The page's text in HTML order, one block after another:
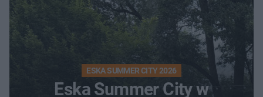
ESKA SUMMER CITY 2026
Eska Summer City w